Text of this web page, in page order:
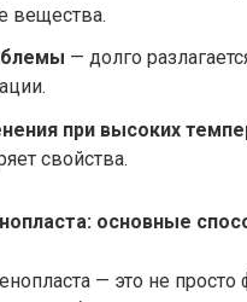
вещества.
— долго
при высоких
свойства.
основные
— это не